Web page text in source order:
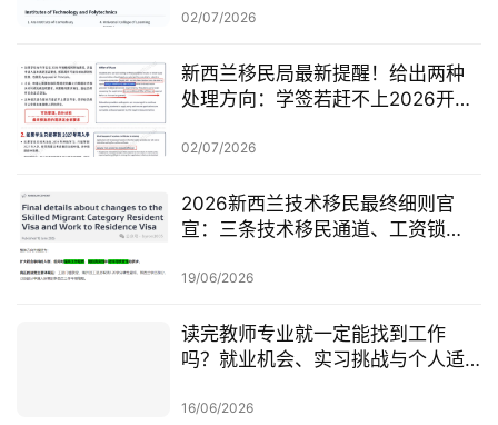
02/07/2026
新西兰移民局最新提醒！给出两种
处理方向：学签若赶不上2026开
02/07/2026
2026新西兰技术移民最终细则官
宣：三条技术移民通道、工资锁
查一次梳理
19/06/2026
读完教师专业就一定能找到工作
吗？就业机会、实习挑战与个人适
16/06/2026